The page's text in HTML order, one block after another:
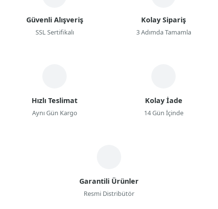
Güvenli Alışveriş
SSL Sertifikalı
Kolay Sipariş
3 Adımda Tamamla
Hızlı Teslimat
Aynı Gün Kargo
Kolay İade
14 Gün İçinde
Garantili Ürünler
Resmi Distribütör